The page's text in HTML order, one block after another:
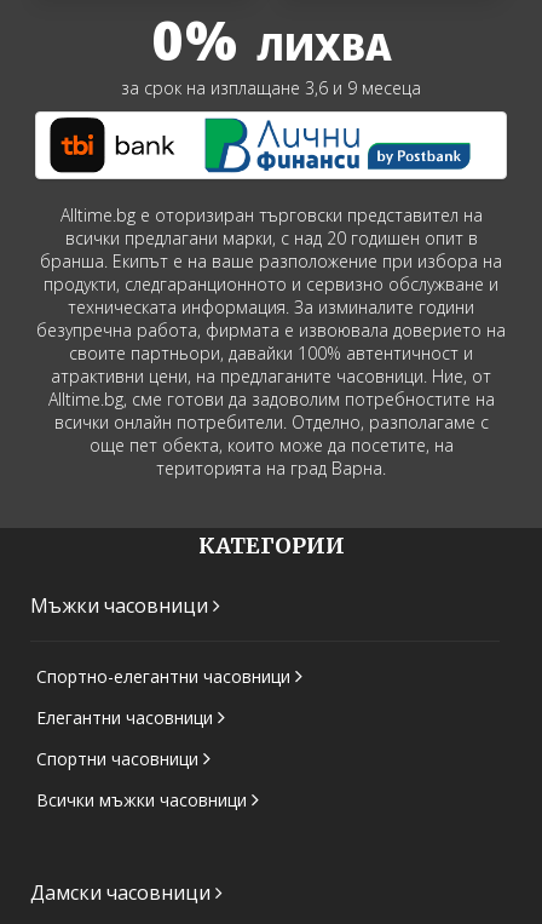
0% ЛИХВА
за срок на изплащане 3,6 и 9 месеца
Alltime.bg е оторизиран търговски представител на
всички предлагани марки, с над 20 годишен опит в
бранша. Екипът е на ваше разположение при избора на
продукти, следгаранционното и сервизно обслужване и
техническата информация. За изминалите години
безупречна работа, фирмата е извоювала доверието на
своите партньори, давайки 100% автентичност и
атрактивни цени, на предлаганите часовници. Ние, от
Alltime.bg, сме готови да задоволим потребностите на
всички онлайн потребители. Отделно, разполагаме с
още пет обекта, които може да посетите, на
територията на град Варна.
КАТЕГОРИИ
Мъжки часовници
Спортно-елегантни часовници
Елегантни часовници
Спортни часовници
Всички мъжки часовници
Дамски часовници